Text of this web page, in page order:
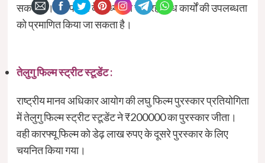
सकता है। इस पोर्टल के माध्यम से चल रहे शोध कार्यों की उपलब्धता
को प्रमाणित किया जा सकता है।
तेलुगु फिल्म स्ट्रीट स्टूडेंट :
राष्ट्रीय मानव अधिकार आयोग की लघु फिल्म पुरस्कार प्रतियोगिता
में तेलुगु फिल्म स्ट्रीट स्टूडेंट ने ₹200000 का पुरस्कार जीता।
वही कारफ्यू फिल्म को डेढ़ लाख रुपए के दूसरे पुरस्कार के लिए
चयनित किया गया।